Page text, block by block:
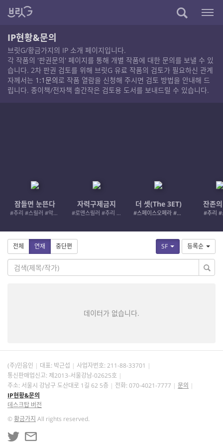
IP현황&문의
브릿G/황금가지의 IP 소개 페이지입니다.
각 작품의 '판권문의' 페이지를 통해 개별 작품에 대한 문의를 보낼 수 있
습니다. 2차 판권 검토를 위해 브릿G 유료 작품의 검토가 필요하신 관계
자께서는 1:1문의로 작품 열람을 신청해 주시면 검토 방법을 안내해 드
립니다. 종이책/전자책 출간작은 검토용 도서를 보내드릴 수 있습니다.
잠들면 눈뜬다
#추리 #스릴러 #악인 #로드레이지
자력구제금지
#로맨스릴러 #추리 #여성서사 #사적제재
더 셋(The 3ET)
#스페이스오페라 #우주활극
잔존
#추리 #
SF 등록순
전체 연재 중단편
데이터가 없습니다.
(주)민음인 대표: 박근섭 사업자번호: 211-88-33701
통신판매업신고: 제2013-서울강남-02625호
주소: 서울시 강남구 도산대로 1길 62 5층
전화: 070-4021-7777
문의
IP현황&문의
데스크탑 버전
©황금가지 All rights reserved.